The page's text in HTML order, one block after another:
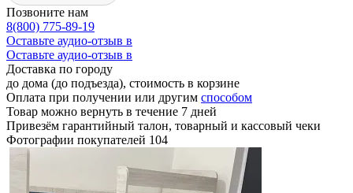
Позвоните нам
8(800) 775-89-19
Оставьте аудио-отзыв в
Оставьте аудио-отзыв в
Доставка по городу
до дома (до подъезда), стоимость в корзине
Оплата при получении или другим способом
Товар можно вернуть в течение 7 дней
Привезём гарантийный талон, товарный и кассовый чеки
Фотографии покупателей 104